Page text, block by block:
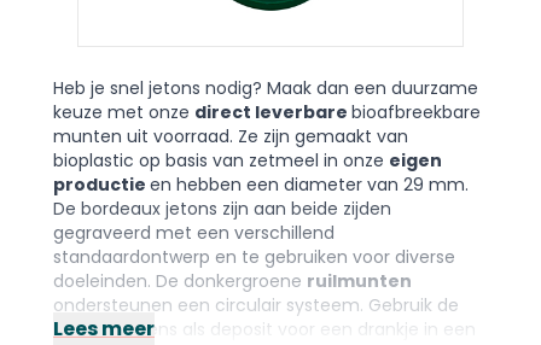
Heb je snel jetons nodig? Maak dan een duurzame
keuze met onze direct leverbare bioafbreekbare
munten uit voorraad. Ze zijn gemaakt van
bioplastic op basis van zetmeel in onze eigen
productie en hebben een diameter van 29 mm.
De bordeaux jetons zijn aan beide zijden
gegraveerd met een verschillend
standaardontwerp en te gebruiken voor diverse
doeleinden. De donkergroene ruilmunten
ondersteunen een circulair systeem. Gebruik de
recycle tokens als deposit voor een drankje in een
Lees meer